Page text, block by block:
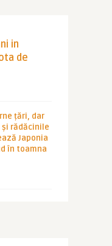
in
de
țări, dar
rădăcinile
Japonia
în toamna